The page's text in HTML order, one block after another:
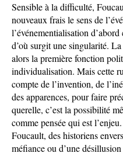
Sensible à la difficulté,
nouveaux frais le sens de
l’événementialisation
d’où surgit une singularité.
alors la première fonction
individualisation. Mais cette
compte de l’invention, de
des apparences, pour faire
querelle, c’est la possibilité
comme pensée qui est
Foucault, des historiens
méfiance ou d’une